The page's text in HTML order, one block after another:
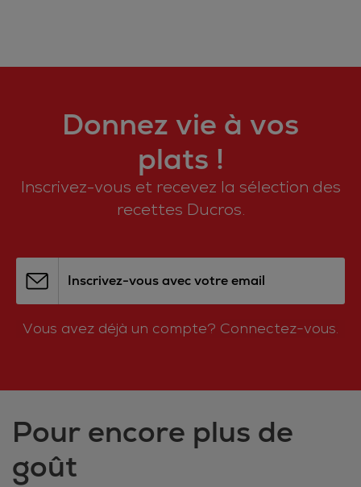
Donnez vie à vos
plats !
Inscrivez-vous et recevez la sélection des
recettes Ducros.
Inscrivez-vous avec votre email
Vous avez déjà un compte? Connectez-vous.
Pour encore plus de
goût